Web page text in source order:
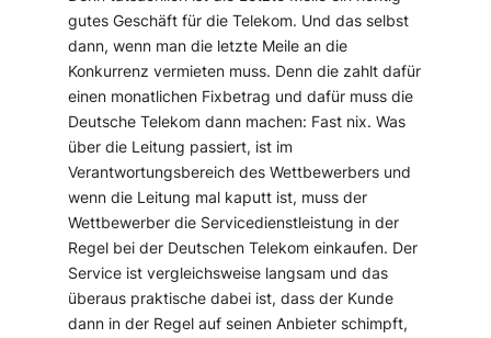
gutes Geschäft für die Telekom. Und das selbst
dann, wenn man die letzte Meile an die
Konkurrenz vermieten muss. Denn die zahlt dafür
einen monatlichen Fixbetrag und dafür muss die
Deutsche Telekom dann machen: Fast nix. Was
über die Leitung passiert, ist im
Verantwortungsbereich des Wettbewerbers und
wenn die Leitung mal kaputt ist, muss der
Wettbewerber die Servicedienstleistung in der
Regel bei der Deutschen Telekom einkaufen. Der
Service ist vergleichsweise langsam und das
überaus praktische dabei ist, dass der Kunde
dann in der Regel auf seinen Anbieter schimpft,